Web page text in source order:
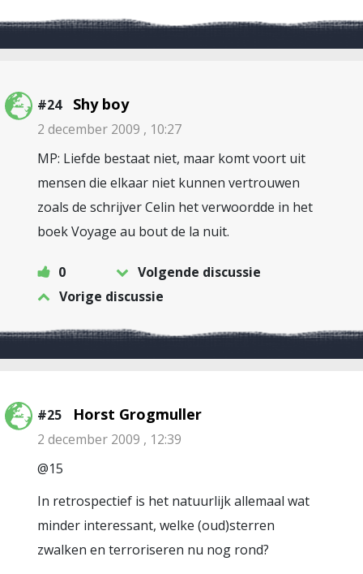
#24 Shy boy
2 december 2009 , 10:27
MP: Liefde bestaat niet, maar komt voort uit
mensen die elkaar niet kunnen vertrouwen
zoals de schrijver Celin het verwoordde in het
boek Voyage au bout de la nuit.
0
Volgende discussie
Vorige discussie
#25 Horst Grogmuller
2 december 2009 , 12:39
@15
In retrospectief is het natuurlijk allemaal wat
minder interessant, welke (oud)sterren
zwalken en terroriseren nu nog rond?